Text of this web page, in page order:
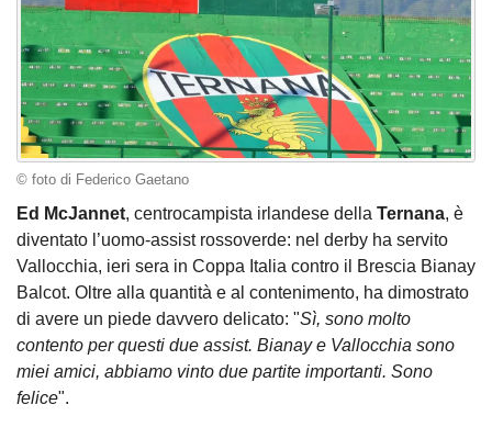
© foto di Federico Gaetano
Ed McJannet, centrocampista irlandese della Ternana, è
diventato l’uomo-assist rossoverde: nel derby ha servito
Vallocchia, ieri sera in Coppa Italia contro il Brescia Bianay
Balcot. Oltre alla quantità e al contenimento, ha dimostrato
di avere un piede davvero delicato: "Sì, sono molto
contento per questi due assist. Bianay e Vallocchia sono
miei amici, abbiamo vinto due partite importanti. Sono
felice".